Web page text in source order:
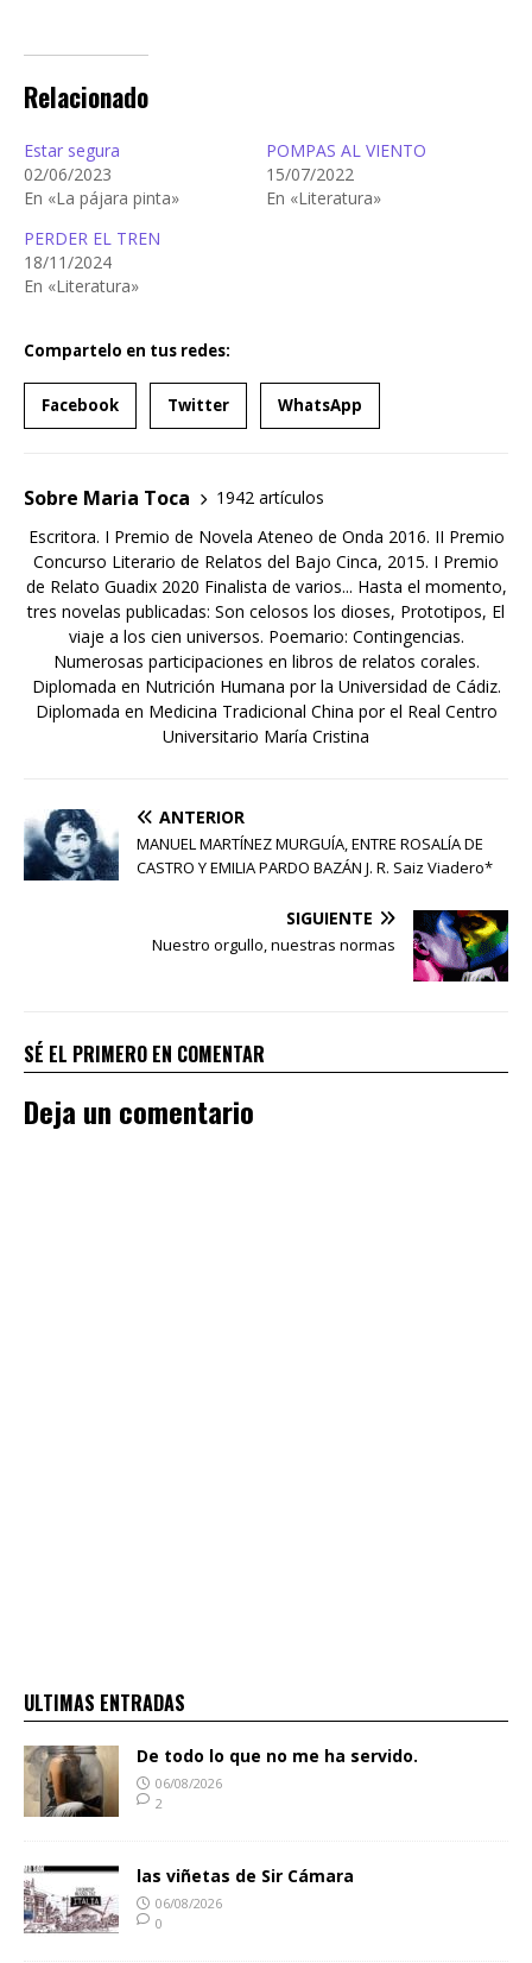
Relacionado
Estar segura
02/06/2023
En «La pájara pinta»
POMPAS AL VIENTO
15/07/2022
En «Literatura»
PERDER EL TREN
18/11/2024
En «Literatura»
Compartelo en tus redes:
Facebook Twitter WhatsApp
Sobre Maria Toca
1942 artículos
Escritora. I Premio de Novela Ateneo de Onda 2016. II Premio
Concurso Literario de Relatos del Bajo Cinca, 2015. I Premio
de Relato Guadix 2020 Finalista de varios... Hasta el momento,
tres novelas publicadas: Son celosos los dioses, Prototipos, El
viaje a los cien universos. Poemario: Contingencias.
Numerosas participaciones en libros de relatos corales.
Diplomada en Nutrición Humana por la Universidad de Cádiz.
Diplomada en Medicina Tradicional China por el Real Centro
Universitario María Cristina
ANTERIOR
MANUEL MARTÍNEZ MURGUÍA, ENTRE ROSALÍA DE
CASTRO Y EMILIA PARDO BAZÁN J. R. Saiz Viadero*
SIGUIENTE
Nuestro orgullo, nuestras normas
SÉ EL PRIMERO EN COMENTAR
Deja un comentario
ULTIMAS ENTRADAS
De todo lo que no me ha servido.
06/08/2026
2
las viñetas de Sir Cámara
06/08/2026
0